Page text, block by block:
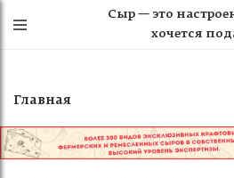
Сыр — это
хочется
Главная